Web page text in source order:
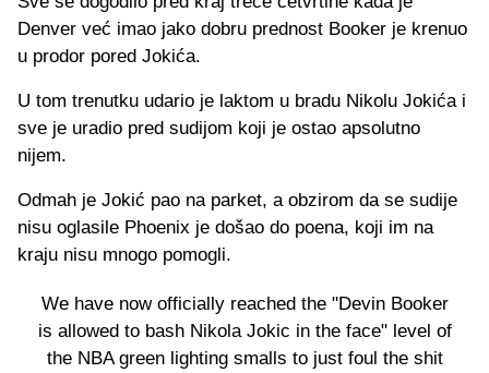
Denver već imao jako dobru prednost Booker je krenuo
u prodor pored Jokića.
U tom trenutku udario je laktom u bradu Nikolu Jokića i
sve je uradio pred sudijom koji je ostao apsolutno
nijem.
Odmah je Jokić pao na parket, a obzirom da se sudije
nisu oglasile Phoenix je došao do poena, koji im na
kraju nisu mnogo pomogli.
We have now officially reached the "Devin Booker
is allowed to bash Nikola Jokic in the face" level of
the NBA green lighting smalls to just foul the shit